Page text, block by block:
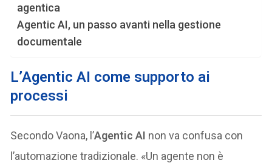
agentica
Agentic AI, un passo avanti nella gestione
documentale
L’Agentic AI come supporto ai
processi
Secondo Vaona, l’Agentic AI non va confusa con
l’automazione tradizionale. «Un agente non è